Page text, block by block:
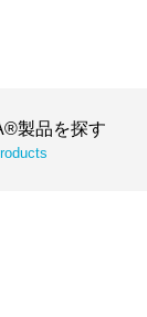
製品を探す